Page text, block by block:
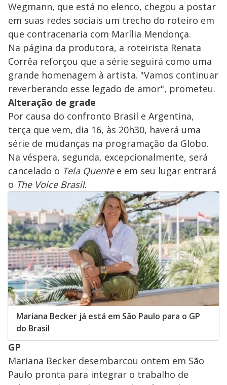
Wegmann, que está no elenco, chegou a postar
em suas redes sociais um trecho do roteiro em
que contracenaria com Marília Mendonça.
Na página da produtora, a roteirista Renata
Corrêa reforçou que a série seguirá como uma
grande homenagem à artista. "Vamos continuar
reverberando esse legado de amor", prometeu.
Alteração de grade
Por causa do confronto Brasil e Argentina,
terça que vem, dia 16, às 20h30, haverá uma
série de mudanças na programação da Globo.
Na véspera, segunda, excepcionalmente, será
cancelado o Tela Quentee em seu lugar entrará
o The Voice Brasil.
Mariana Becker já está em São Paulo para o GP
do Brasil
GP
Mariana Becker desembarcou ontem em São
Paulo pronta para integrar o trabalho de